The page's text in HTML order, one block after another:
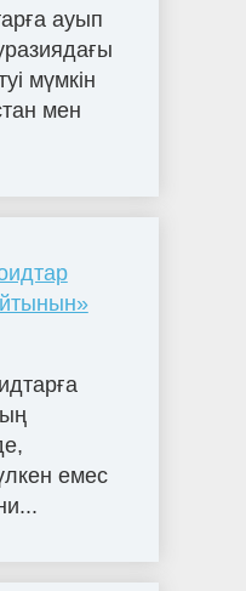
ауып
мүмкін
мен
емес